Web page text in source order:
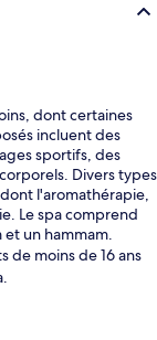
dont certaines
incluent des
sportifs, des
Divers types
l'aromathérapie,
Le spa comprend
et un hammam.
de moins de 16 ans